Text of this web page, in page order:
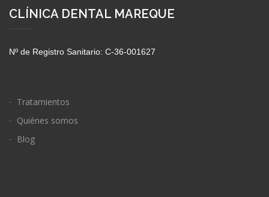
CLÍNICA DENTAL MAREQUE
Nº de Registro Sanitario: C-36-001627
Tratamientos
Quiénes somos
Blog